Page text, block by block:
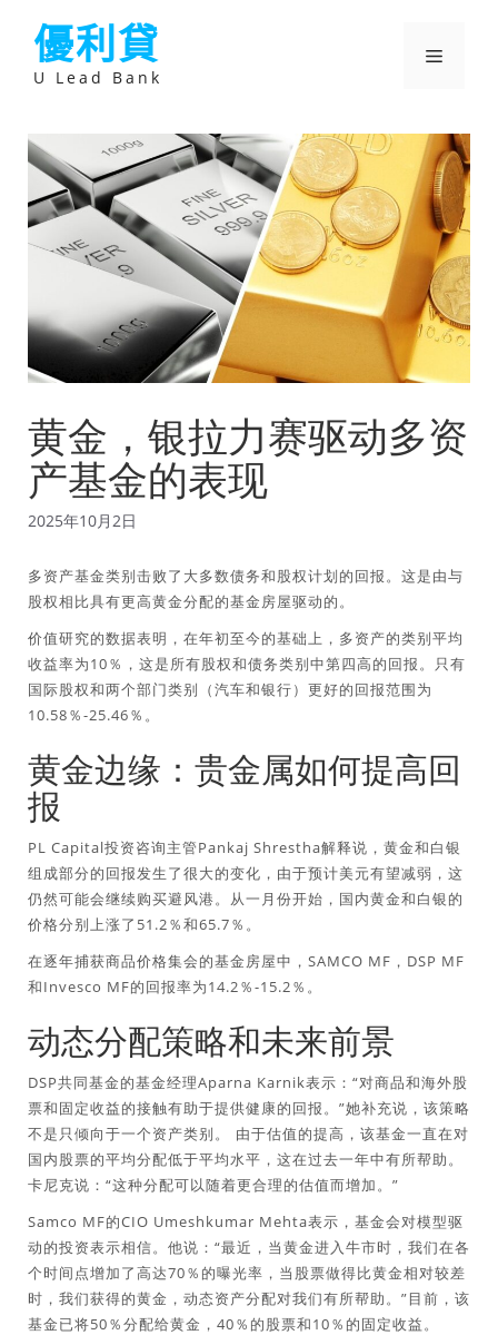
優利貸
U Lead Bank
選
黄金，银拉力赛驱动多资
产基金的表现
2025年10月2日
多资产基金类别击败了大多数债务和股权计划的回报。这是由与
股权相比具有更高黄金分配的基金房屋驱动的。
价值研究的数据表明，在年初至今的基础上，多资产的类别平均
收益率为10％，这是所有股权和债务类别中第四高的回报。只有
国际股权和两个部门类别（汽车和银行）更好的回报范围为
10.58％-25.46％。
黄金边缘：贵金属如何提高回
报
PL Capital投资咨询主管Pankaj Shrestha解释说，黄金和白银
组成部分的回报发生了很大的变化，由于预计美元有望减弱，这
仍然可能会继续购买避风港。从一月份开始，国内黄金和白银的
价格分别上涨了51.2％和65.7％。
在逐年捕获商品价格集会的基金房屋中，SAMCO MF，DSP MF
和Invesco MF的回报率为14.2％-15.2％。
动态分配策略和未来前景
DSP共同基金的基金经理Aparna Karnik表示：“对商品和海外股
票和固定收益的接触有助于提供健康的回报。”她补充说，该策略
不是只倾向于一个资产类别。 ⁠由于估值的提高，该基金一直在对
国内股票的平均分配低于平均水平，这在过去一年中有所帮助。
卡尼克说：“这种分配可以随着更合理的估值而增加。”
Samco MF的CIO Umeshkumar Mehta表示，基金会对模型驱
动的投资表示相信。他说：“最近，当黄金进入牛市时，我们在各
个时间点增加了高达70％的曝光率，当股票做得比黄金相对较差
时，我们获得的黄金，动态资产分配对我们有所帮助。”目前，该
基金已将50％分配给黄金，40％的股票和10％的固定收益。